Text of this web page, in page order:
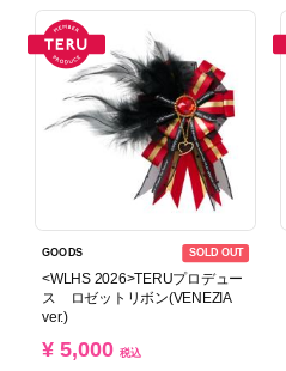
SOLD OUT
GOODS
<WLHS 2026>TERUプロデュー
ス ロゼットリボン(VENEZIA
ver.)
¥ 5,000 税込